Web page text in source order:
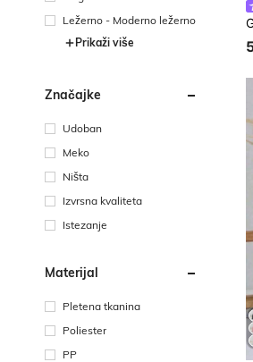
u teretanu
Ležerno - Moderno ležerno
Prikaži više
Značajke
Udoban
Meko
Ništa
Izvrsna kvaliteta
Istezanje
Materijal
Pletena tkanina
Poliester
PP